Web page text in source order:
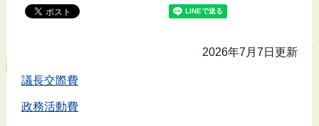
2026年7月7日更新
議長交際費
政務活動費